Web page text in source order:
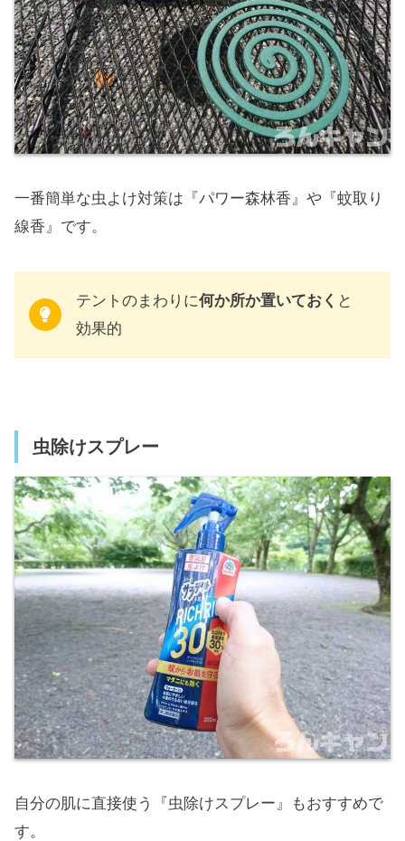
一番簡単な虫よけ対策は『パワー森林香』や『蚊取り
線香』です。
テントのまわりに何か所か置いておく と
効果的
虫除けスプレー
自分の肌に直接使う『虫除けスプレー』もおすすめで
す。